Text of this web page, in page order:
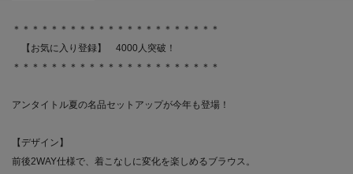
＊＊＊＊＊＊＊＊＊＊＊＊＊＊＊＊＊＊＊＊＊＊
【お気に入り登録】 4000人突破！
＊＊＊＊＊＊＊＊＊＊＊＊＊＊＊＊＊＊＊＊＊＊
アンタイトル夏の名品セットアップが今年も登場！
【デザイン】
前後2WAY仕様で、着こなしに変化を楽しめるブラウス。